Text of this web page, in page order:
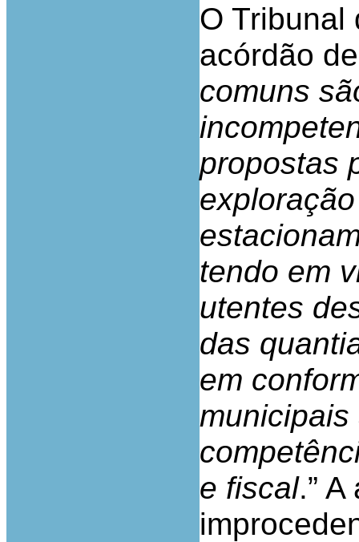
O Tribunal
acórdão
comuns
propostas
tendo em
utentes
das
em
e fiscal.”